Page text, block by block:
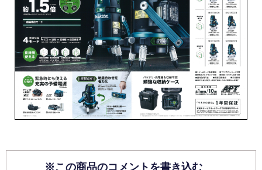
※この商品のコメントを書き込む